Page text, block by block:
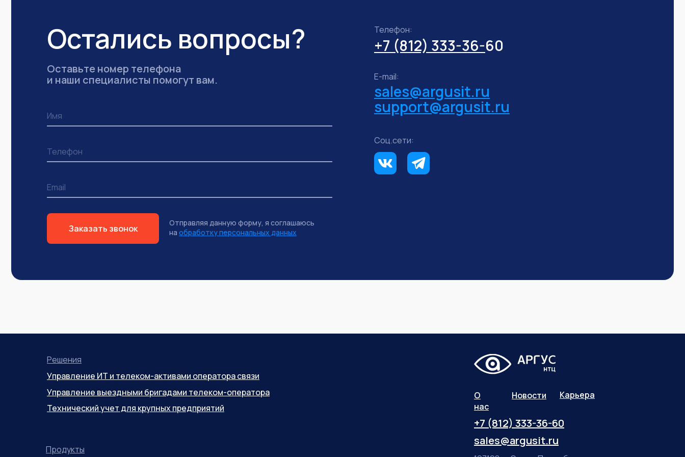
Остались вопросы?
Оставьте номер телефона
и наши специалисты помогут вам.
Заказать звонок
+7 (812) 333-36-60
Телефон:
E-mail:
Соц.сети:
support@argusit.ru
sales@argusit.ru
Отправляя данную форму, я соглашаюсь
на обработку персональных данных
Решения
Продукты
Управление ИТ и телеком-активами оператора связи
О
нас
+7 (812) 333-36-60
sales@argusit.ru
Новости Карьера
Управление выездными бригадами телеком-оператора
Технический учет для крупных предприятий